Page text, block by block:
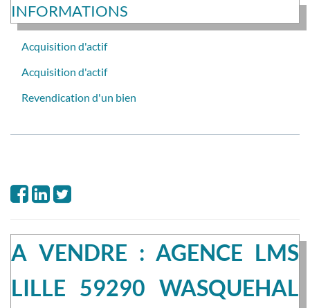
INFORMATIONS
Acquisition d'actif
Acquisition d'actif
Revendication d'un bien
A VENDRE : AGENCE LMS
LILLE 59290 WASQUEHAL